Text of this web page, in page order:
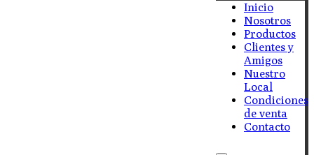
Inicio
Nosotros
Productos
Clientes y
Amigos
Nuestro
Local
Condiciones
de venta
Contacto